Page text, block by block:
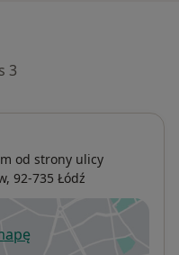
3
od strony ulicy
, 92-735 Łódź
się w nowej karcie